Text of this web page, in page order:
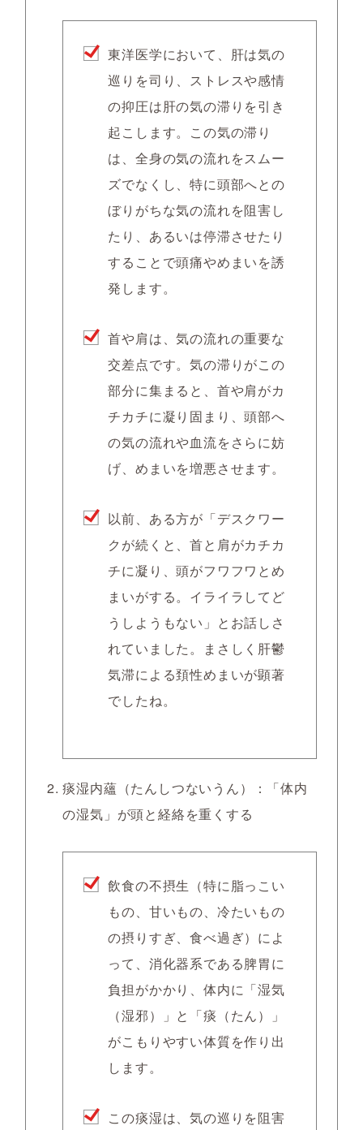
東洋医学において、肝は気の
巡りを司り、ストレスや感情
の抑圧は肝の気の滞りを引き
起こします。この気の滞り
は、全身の気の流れをスムー
ズでなくし、特に頭部へとの
ぼりがちな気の流れを阻害し
たり、あるいは停滞させたり
することで頭痛やめまいを誘
発します。
首や肩は、気の流れの重要な
交差点です。気の滞りがこの
部分に集まると、首や肩がカ
チカチに凝り固まり、頭部へ
の気の流れや血流をさらに妨
げ、めまいを増悪させます。
以前、ある方が「デスクワー
クが続くと、首と肩がカチカ
チに凝り、頭がフワフワとめ
まいがする。イライラしてど
うしようもない」とお話しさ
れていました。まさしく肝鬱
気滞による頚性めまいが顕著
でしたね。
痰湿内蘊（たんしつないうん）：「体内
の湿気」が頭と経絡を重くする
飲食の不摂生（特に脂っこい
もの、甘いもの、冷たいもの
の摂りすぎ、食べ過ぎ）によ
って、消化器系である脾胃に
負担がかかり、体内に「湿気
（湿邪）」と「痰（たん）」
がこもりやすい体質を作り出
します。
この痰湿は、気の巡りを阻害